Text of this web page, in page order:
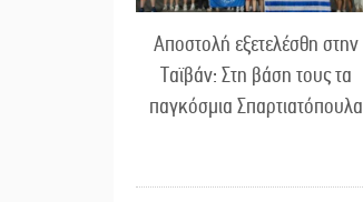
Αποστολή εξετελέσθη στην
Ταϊβάν: Στη βάση τους τα
παγκόσμια Σπαρτιατόπουλα